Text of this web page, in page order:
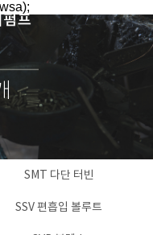
SMT 다단 터빈
SSV 편흡입 볼루트